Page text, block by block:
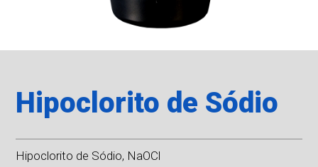
Hipoclorito de Sódio
Hipoclorito de Sódio, NaOCl